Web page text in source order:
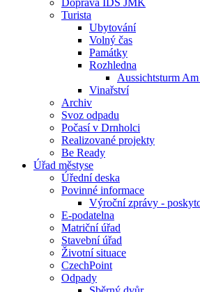
Doprava IDS JMK
Turista
Ubytování
Volný čas
Památky
Rozhledna
Aussichtsturm
Vinařství
Archiv
Svoz odpadu
Počasí v Drnholci
Realizované projekty
Be Ready
Úřad městyse
Úřední deska
Povinné informace
Výroční zprávy -
E-podatelna
Matriční úřad
Stavební úřad
Životní situace
CzechPoint
Odpady